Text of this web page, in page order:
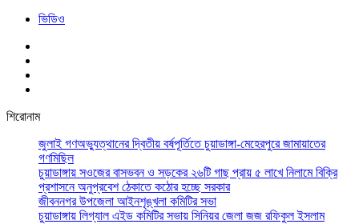
ভিডিও
শিরোনাম
জুলাই গণঅভ্যুত্থানের দ্বিতীয় বর্ষপূর্তিতে চুয়াডাঙ্গা-মেহেরপুরে জামায়াতের
গণমিছিল
চুয়াডাঙ্গায় সওজের বাসভবন ও সড়কের ২৬টি গাছ প্রায় ৫ লাখে নিলামে বিক্রি
প্রশাসনে অনুপ্রবেশ ঠেকাতে কঠোর হচ্ছে সরকার
জীবননগর উপজেলা আইনশৃঙ্খলা কমিটির সভা
চুয়াডাঙ্গায় লিগ্যাল এইড কমিটির সভায় সিনিয়র জেলা জজ রফিকুল ইসলাম